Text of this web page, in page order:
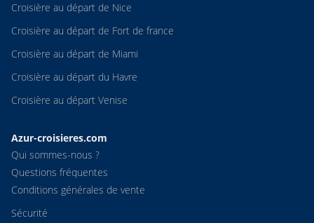
Croisière au départ de Nice
Croisière au départ de Fort de france
Croisière au départ de Miami
Croisière au départ du Havre
Croisière au départ Venise
Azur-croisieres.com
Qui sommes-nous ?
Questions fréquentes
Conditions générales de vente
Sécurité